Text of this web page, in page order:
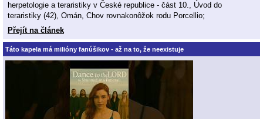
herpetologie a teraristiky v České republice - část 10., Úvod do
teraristiky (42), Omán, Chov rovnakonôžok rodu Porcellio;
Přejít na článek
Táto kapela má milióny fanúšikov - až na to, že neexistuje